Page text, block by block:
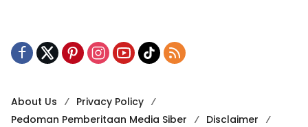
About Us
Privacy Policy
Pedoman Pemberitaan Media Siber
Disclaimer